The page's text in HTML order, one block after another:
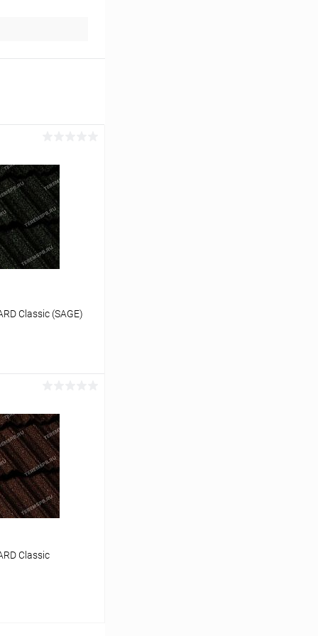
Classic (SAGE)
Сравнение
Под заказ
Classic